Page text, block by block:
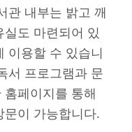
관 내부는 밝고 깨
도 마련되어 있
이용할 수 있습니
서 프로그램과 문
페이지를 통해
이 가능합니다.